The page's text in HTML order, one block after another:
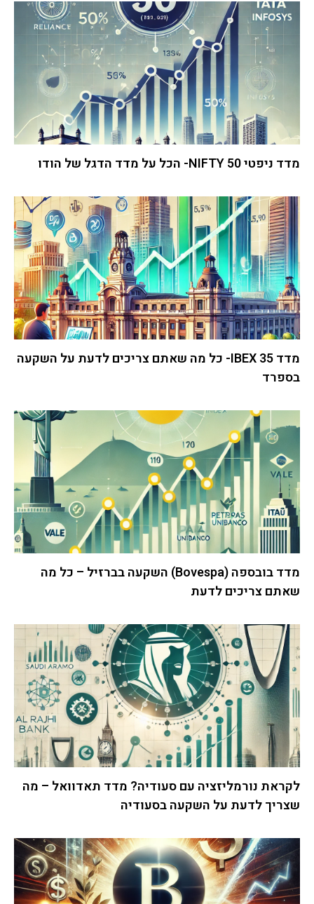
מדד ניפטי 50 NIFTY- הכל על מדד הדגל של הודו
מדד IBEX 35- כל מה שאתם צריכים לדעת על השקעה
בספרד
מדד בובספה (Bovespa) השקעה בברזיל – כל מה
שאתם צריכים לדעת
לקראת נורמליזציה עם סעודיה? מדד תאדוואל – מה
שצריך לדעת על השקעה בסעודיה